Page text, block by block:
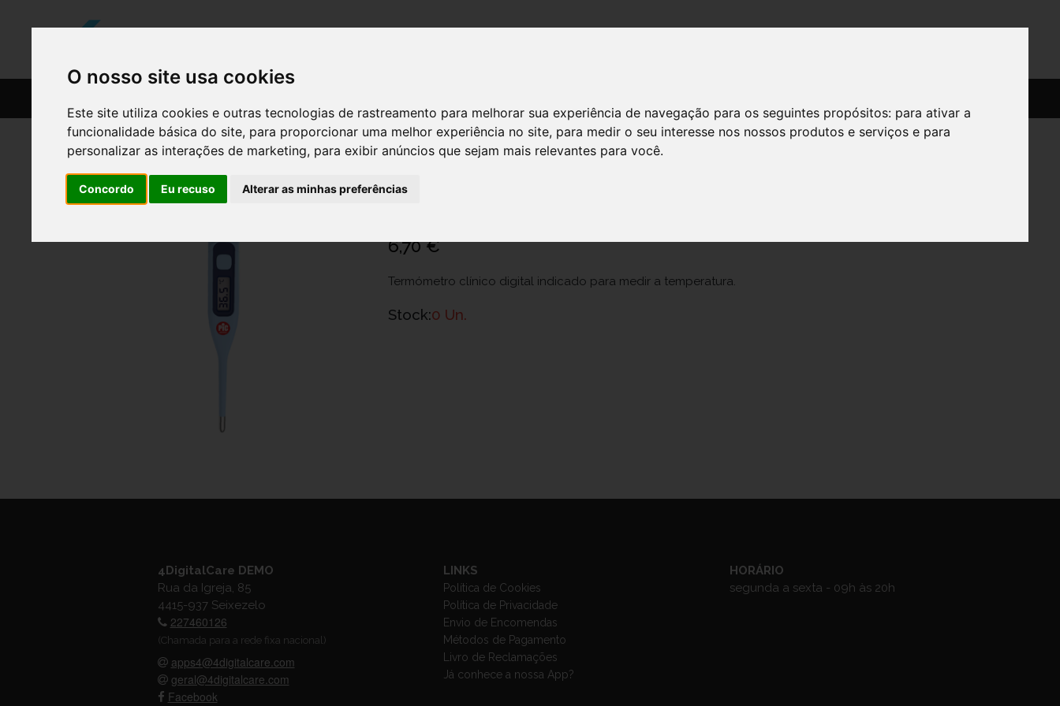
O nosso site usa cookies
Este site utiliza cookies e outras tecnologias de rastreamento para melhorar sua experiência de navegação para os seguintes propósitos: para ativar a
funcionalidade básica do site, para proporcionar uma melhor experiência no site, para medir o seu interesse nos nossos produtos e serviços e para
personalizar as interações de marketing, para exibir anúncios que sejam mais relevantes para você.
Concordo Eu recuso Alterar as minhas preferências
Pic.2023034000000 Termomet Digit Miss Bibi
Ref.: 6479956
6,70 €
Termómetro clínico digital indicado para medir a temperatura.
Stock:0 Un.
4DigitalCare DEMO
Rua da Igreja, 85
4415-937 Seixezelo
227460126
(Chamada para a rede fixa nacional)
apps4@4digitalcare.com
geral@4digitalcare.com
Facebook
LINKS
Política de Cookies
Política de Privacidade
Envio de Encomendas
Métodos de Pagamento
Livro de Reclamações
Já conhece a nossa App?
HORÁRIO
segunda a sexta - 09h às 20h